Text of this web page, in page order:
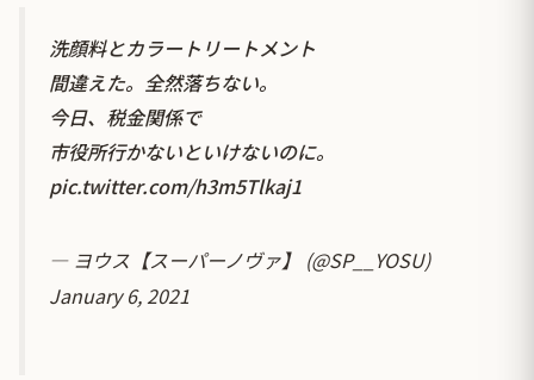
洗顔料とカラートリートメント
間違えた。全然落ちない。
今日、税金関係で
市役所行かないといけないのに。
pic.twitter.com/h3m5Tlkaj1
— ヨウス【スーパーノヴァ】 (@SP__YOSU)
January 6, 2021